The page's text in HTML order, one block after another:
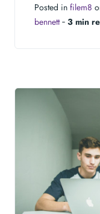
Posted in filem8
bennett‐ 3 min